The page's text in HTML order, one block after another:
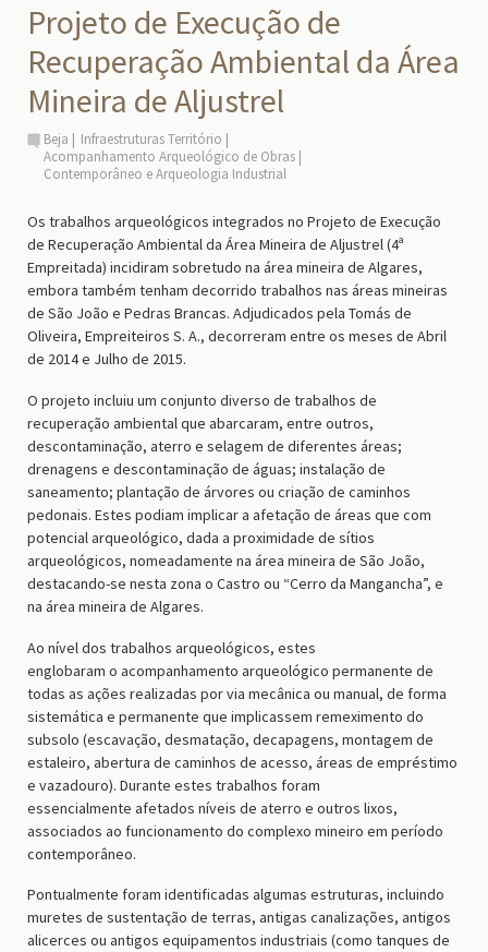
Projeto de Execução de
Recuperação Ambiental da Área
Mineira de Aljustrel
Beja
Infraestruturas Território
Acompanhamento Arqueológico de Obras
Contemporâneo e Arqueologia Industrial
Os trabalhos arqueológicos integrados no Projeto de Execução
de Recuperação Ambiental da Área Mineira de Aljustrel (4ª
Empreitada) incidiram sobretudo na área mineira de Algares,
embora também tenham decorrido trabalhos nas áreas mineiras
de São João e Pedras Brancas. Adjudicados pela Tomás de
Oliveira, Empreiteiros S. A., decorreram entre os meses de Abril
de 2014 e Julho de 2015.
O projeto incluiu um conjunto diverso de trabalhos de
recuperação ambiental que abarcaram, entre outros,
descontaminação, aterro e selagem de diferentes áreas;
drenagens e descontaminação de águas; instalação de
saneamento; plantação de árvores ou criação de caminhos
pedonais. Estes podiam implicar a afetação de áreas que com
potencial arqueológico, dada a proximidade de sítios
arqueológicos, nomeadamente na área mineira de São João,
destacando-se nesta zona o Castro ou “Cerro da Mangancha”, e
na área mineira de Algares.
Ao nível dos trabalhos arqueológicos, estes
englobaram o acompanhamento arqueológico permanente de
todas as ações realizadas por via mecânica ou manual, de forma
sistemática e permanente que implicassem remeximento do
subsolo (escavação, desmatação, decapagens, montagem de
estaleiro, abertura de caminhos de acesso, áreas de empréstimo
e vazadouro). Durante estes trabalhos foram
essencialmente afetados níveis de aterro e outros lixos,
associados ao funcionamento do complexo mineiro em período
contemporâneo.
Pontualmente foram identificadas algumas estruturas, incluindo
muretes de sustentação de terras, antigas canalizações, antigos
alicerces ou antigos equipamentos industriais (como tanques de